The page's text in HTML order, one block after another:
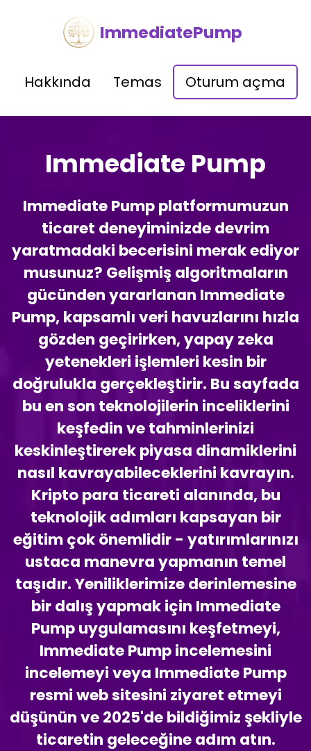
ImmediatePump
Hakkında Temas Oturum açma
Immediate Pump
Immediate Pump platformumuzun
ticaret deneyiminizde devrim
yaratmadaki becerisini merak ediyor
musunuz? Gelişmiş algoritmaların
gücünden yararlanan Immediate
Pump, kapsamlı veri havuzlarını hızla
gözden geçirirken, yapay zeka
yetenekleri işlemleri kesin bir
doğrulukla gerçekleştirir. Bu sayfada
bu en son teknolojilerin inceliklerini
keşfedin ve tahminlerinizi
keskinleştirerek piyasa dinamiklerini
nasıl kavrayabileceklerini kavrayın.
Kripto para ticareti alanında, bu
teknolojik adımları kapsayan bir
eğitim çok önemlidir - yatırımlarınızı
ustaca manevra yapmanın temel
taşıdır. Yeniliklerimize derinlemesine
bir dalış yapmak için Immediate
Pump uygulamasını keşfetmeyi,
Immediate Pump incelemesini
incelemeyi veya Immediate Pump
resmi web sitesini ziyaret etmeyi
düşünün ve 2025'de bildiğimiz şekliyle
ticaretin geleceğine adım atın.